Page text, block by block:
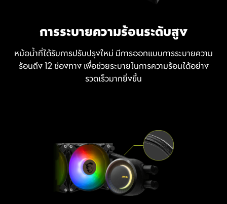
การระบายความร้อนระดับสูง
หม้อน้ำที่ได้รับการปรับปรุงใหม่ มีการออกแบบการระบายความ
ร้อนถึง 12 ช่องทาง เพื่อช่วยระบายในการความร้อนได้อย่าง
รวดเร็วมากยิ่งขึ้น